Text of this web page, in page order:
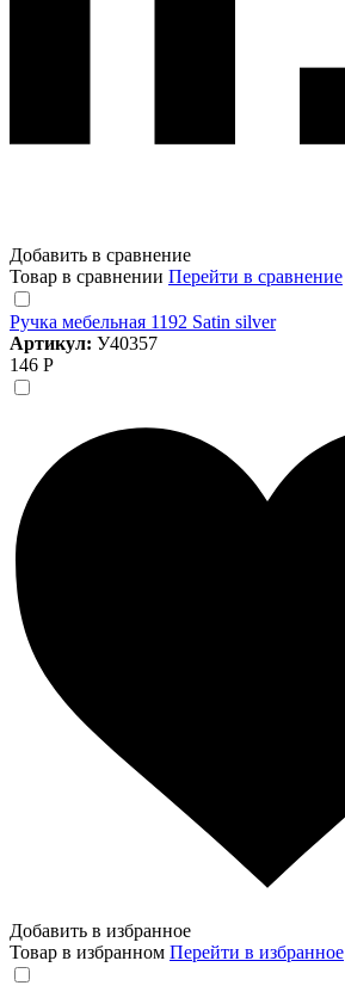
Добавить в сравнение
Товар в сравнении Перейти в сравнение
Ручка мебельная 1192 Satin silver
Артикул: У40357
146 Р
Добавить в избранное
Товар в избранном Перейти в избранное